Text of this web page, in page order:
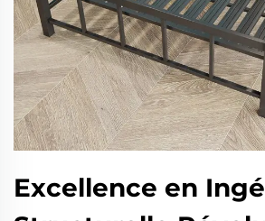
Excellence en